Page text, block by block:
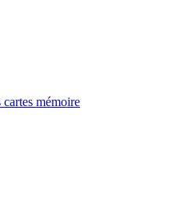
cartes mémoire